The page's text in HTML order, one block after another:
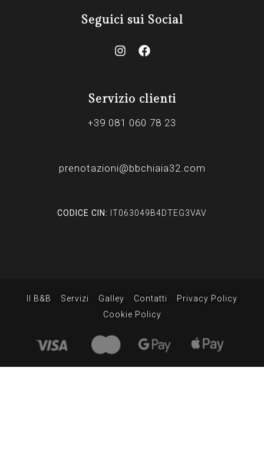
Seguici sui Social
Servizio clienti
+39 081 060 78 23
prenotazioni@bbchiaia32.com
CODICE CIN: IT063049B4DTEG3VAV
Il B&B Servizi Galley Contatti
Privacy Policy
Cookie Policy